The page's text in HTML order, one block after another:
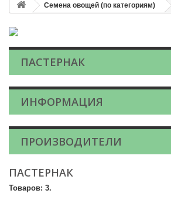
Семена овощей (по категориям)
ПАСТЕРНАК
ИНФОРМАЦИЯ
ПРОИЗВОДИТЕЛИ
ПАСТЕРНАК
Товаров: 3.